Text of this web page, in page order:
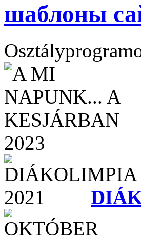
шаблоны